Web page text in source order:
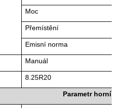
Moc
Přemístění
Emisní norma
Manuál
8.25R20
Parametr horní